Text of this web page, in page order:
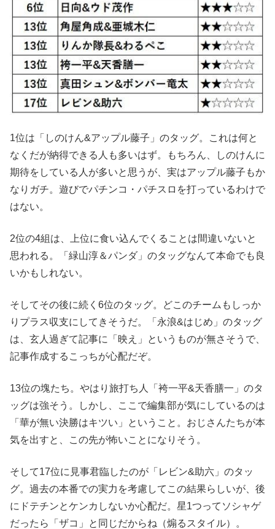
1位は「しのけん&アップル藤子」のタッグ。これは何と
なくだが納得できる人も多いはず。もちろん、しのけんに
期待をしている人が多いと思うが、実はアップル藤子もか
なりガチ。遊びでパチンコ・パチスロを打っているわけで
はない。
2位の4組は、上位に食い込んでくることは間違いないと
思われる。「緑山淳＆パンダ」のタッグなんて本命でも良
いかもしれない。
そしてその後に続く6位のタッグ。どこのチームもしっか
りプラス収支にしてきそうだ。「永浪&はじめ」のタッグ
は、玄人過ぎて記事に「映え」というものが無さそうで、
記事作成するこっちが心配だぞ。
13位の塊たち。やはり旅打ち人「袴一平&天香膳一」のタ
ッグは強そう。しかし、ここで編集部が気にしているのは
「華が無い決勝はキツい」ということ。おじさんたちが本
気を出すと、この先が怖いことになりそう。
そして17位に見事君臨したのが「レビン&助六」のタッ
グ。過去の本番での実力を考慮してこの結果らしいが、後
にドテチンとケンカしないか心配だ。星1つってソシャゲ
だったら「ザコ」と同じだからね（煽るスタイル）。